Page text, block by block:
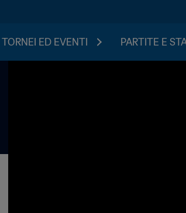
TORNEI ED EVENTI PARTITE E